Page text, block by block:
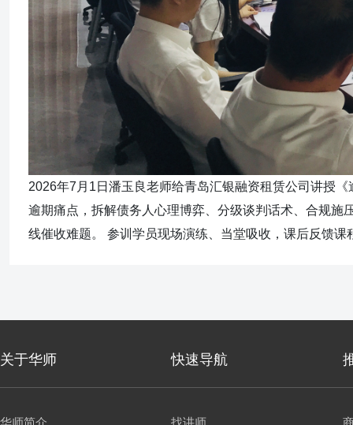
2026年7月1日潘玉良老师给青岛汇银融资租赁公司讲授
逾期痛点，拆解债务人心理博弈、分级谈判话术、合规施
线催收难题。 参训学员现场演练、当堂吸收，课后反馈课
关于华师 快速导航
华师简介 找讲师